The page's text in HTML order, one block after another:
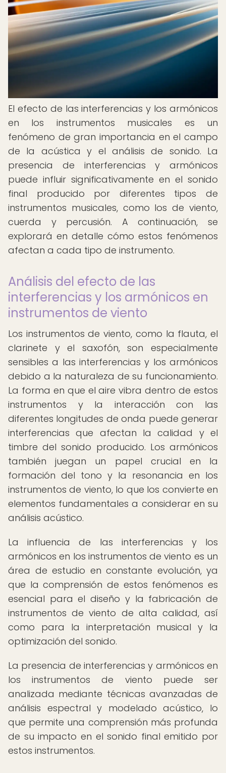
El efecto de las interferencias y los armónicos
en los instrumentos musicales es un
fenómeno de gran importancia en el campo
de la acústica y el análisis de sonido. La
presencia de interferencias y armónicos
puede influir significativamente en el sonido
final producido por diferentes tipos de
instrumentos musicales, como los de viento,
cuerda y percusión. A continuación, se
explorará en detalle cómo estos fenómenos
afectan a cada tipo de instrumento.
Análisis del efecto de las
interferencias y los armónicos en
instrumentos de viento
Los instrumentos de viento, como la flauta, el
clarinete y el saxofón, son especialmente
sensibles a las interferencias y los armónicos
debido a la naturaleza de su funcionamiento.
La forma en que el aire vibra dentro de estos
instrumentos y la interacción con las
diferentes longitudes de onda puede generar
interferencias que afectan la calidad y el
timbre del sonido producido. Los armónicos
también juegan un papel crucial en la
formación del tono y la resonancia en los
instrumentos de viento, lo que los convierte en
elementos fundamentales a considerar en su
análisis acústico.
La influencia de las interferencias y los
armónicos en los instrumentos de viento es un
área de estudio en constante evolución, ya
que la comprensión de estos fenómenos es
esencial para el diseño y la fabricación de
instrumentos de viento de alta calidad, así
como para la interpretación musical y la
optimización del sonido.
La presencia de interferencias y armónicos en
los instrumentos de viento puede ser
analizada mediante técnicas avanzadas de
análisis espectral y modelado acústico, lo
que permite una comprensión más profunda
de su impacto en el sonido final emitido por
estos instrumentos.